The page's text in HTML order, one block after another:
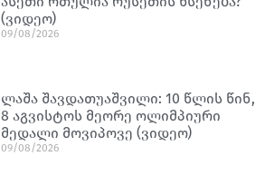
(ვიდეო)
09/08/2026
ლაშა შავდათუაშვილი: 10 წლის წინ,
8 აგვისტოს მეორე ოლიმპიური
მედალი მოვიპოვე (ვიდეო)
09/08/2026